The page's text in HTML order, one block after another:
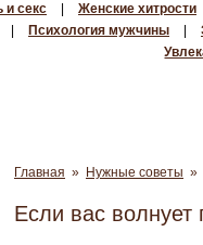
и секс
Женские хитрости
Психология мужчины
Главная » Нужные советы »
Если вас волнует